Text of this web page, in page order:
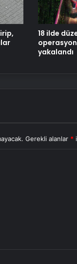
18 ilde
yakalandı
Gerekli alanlar *